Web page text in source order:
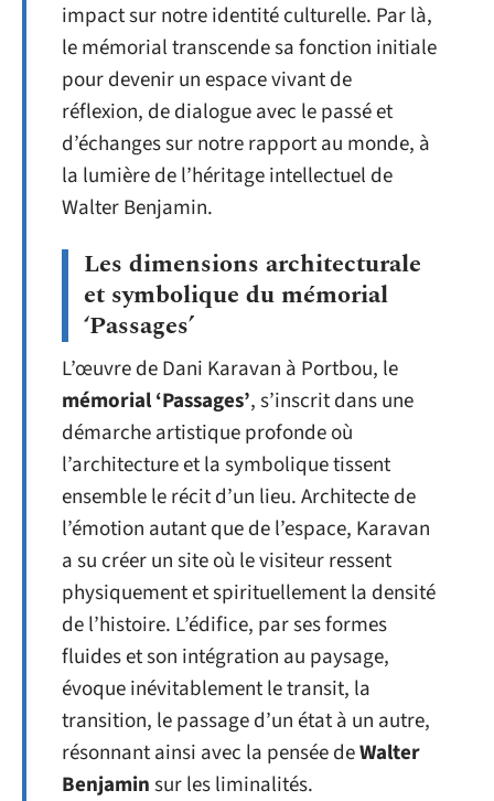
impact sur notre identité culturelle. Par là,
le mémorial transcende sa fonction initiale
pour devenir un espace vivant de
réflexion, de dialogue avec le passé et
d’échanges sur notre rapport au monde, à
la lumière de l’héritage intellectuel de
Walter Benjamin.
Les dimensions architecturale
et symbolique du mémorial
‘Passages’
L’œuvre de Dani Karavan à Portbou, le
mémorial ‘Passages’, s’inscrit dans une
démarche artistique profonde où
l’architecture et la symbolique tissent
ensemble le récit d’un lieu. Architecte de
l’émotion autant que de l’espace, Karavan
a su créer un site où le visiteur ressent
physiquement et spirituellement la densité
de l’histoire. L’édifice, par ses formes
fluides et son intégration au paysage,
évoque inévitablement le transit, la
transition, le passage d’un état à un autre,
résonnant ainsi avec la pensée deWalter
Benjaminsur les liminalités.